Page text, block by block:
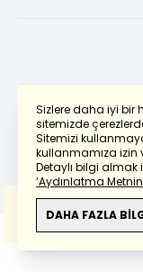
Sizlere daha iyi bir
sitemizde
Sitemizi
kullanmamıza izin
Detaylı bilgi almak
‘Aydınlatma
DAHA FAZLA
Powered by
Bu çevirideGoogle
Anlam ve çeviri